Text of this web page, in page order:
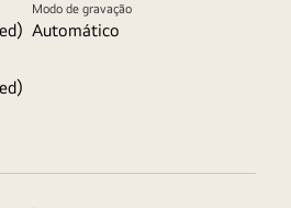
Modo de gravação
Automático